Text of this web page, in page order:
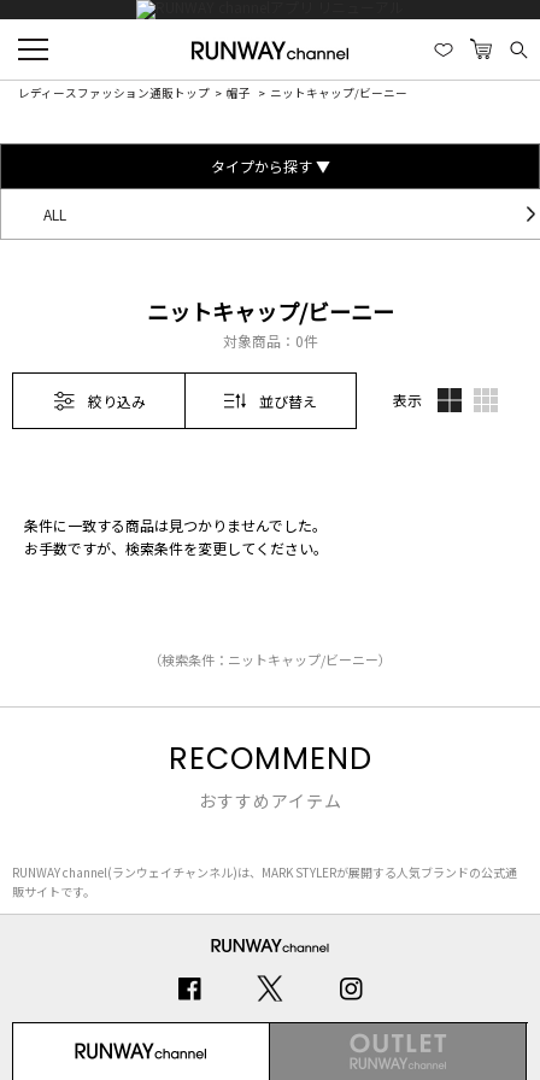
レディースファッション通販トップ 帽子 ニットキャップ/ビーニー
タイプから探す ▼
ALL
ニットキャップ/ビーニー
対象商品： 0件
絞り込み 並び替え 表示
条件に一致する商品は見つかりませんでした。
お手数ですが、検索条件を変更してください。
（検索条件：ニットキャップ/ビーニー）
RECOMMEND
おすすめアイテム
RUNWAY channel(ランウェイチャンネル)は、MARK STYLERが展開する人気ブランドの公式通
販サイトです。